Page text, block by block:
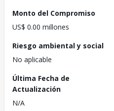
Monto del Compromiso
US$ 0.00 millones
Riesgo ambiental y social
No aplicable
Última Fecha de
Actualización
N/A